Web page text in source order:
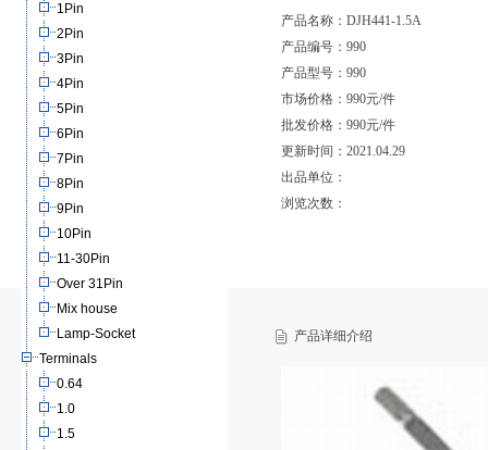
1Pin
2Pin
3Pin
4Pin
5Pin
6Pin
7Pin
8Pin
9Pin
10Pin
11-30Pin
Over 31Pin
Mix house
Lamp-Socket
Terminals
0.64
1.0
1.5
产品名称：DJH441-1.5A
产品编号：990
产品型号：990
市场价格：990元/件
批发价格：990元/件
更新时间：2021.04.29
出品单位：
浏览次数：
产品详细介绍